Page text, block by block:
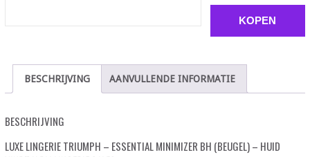
KOPEN
BESCHRIJVING AANVULLENDE INFORMATIE
BESCHRIJVING
LUXE LINGERIE TRIUMPH – ESSENTIAL MINIMIZER BH (BEUGEL) – HUID